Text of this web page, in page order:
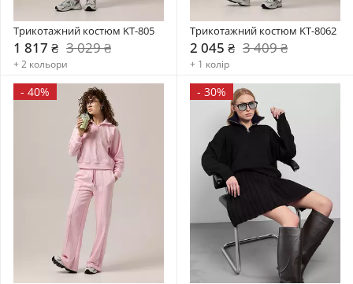
Трикотажний костюм KT-805
1 817 ₴ 3 029 ₴
+ 2 кольори
Трикотажний костюм KT-8062
2 045 ₴ 3 409 ₴
+ 1 колір
- 40% - 30%